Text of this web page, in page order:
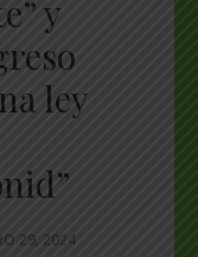
y
ley
29, 2024